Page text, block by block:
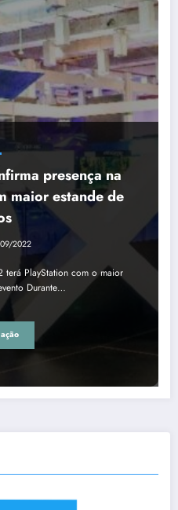
presença na
maior estande de
2022
terá PlayStation com o maior
Durante…